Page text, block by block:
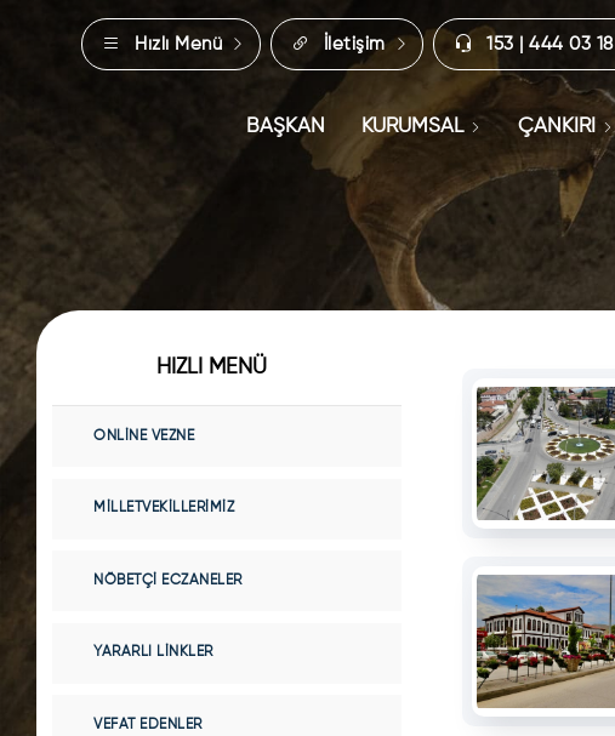
Hızlı Menü İletişim 153 | 444 03 18
BAŞKAN KURUMSAL ÇANKIRI
HIZLI MENÜ
ONLINE VEZNE
MILLETVEKILLERIMIZ
NÖBETÇI ECZANELER
YARARLI LINKLER
VEFAT EDENLER